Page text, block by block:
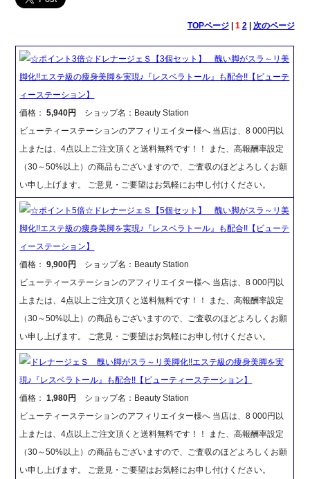
TOPページ| 1 2| 次のページ
☆ポイント3倍☆ドレナージェＳ【3個セット】 醜い脚がスラ～リ美
脚化!!エステ級の痩身美脚を実現♪『レスベラトール』も配合!!【ビューテ
ィーステーション】
価格：5,940円
ショップ名：Beauty Station
ビューティーステーションのアフィリエイター様へ 当店は、8 000円以
上または、4点以上ご注文頂くと送料無料です！！ また、高報酬率設定
（30～50%以上）の商品もございますので、ご査収のほどよろしくお願
い申し上げます。 ご意見・ご要望はお気軽にお申し付けください。
☆ポイント5倍☆ドレナージェＳ【5個セット】 醜い脚がスラ～リ美
脚化!!エステ級の痩身美脚を実現♪『レスベラトール』も配合!!【ビューテ
ィーステーション】
価格：9,900円
ショップ名：Beauty Station
ビューティーステーションのアフィリエイター様へ 当店は、8 000円以
上または、4点以上ご注文頂くと送料無料です！！ また、高報酬率設定
（30～50%以上）の商品もございますので、ご査収のほどよろしくお願
い申し上げます。 ご意見・ご要望はお気軽にお申し付けください。
ドレナージェＳ 醜い脚がスラ～リ美脚化!!エステ級の痩身美脚を実
現♪『レスベラトール』も配合!!【ビューティーステーション】
価格：1,980円
ショップ名：Beauty Station
ビューティーステーションのアフィリエイター様へ 当店は、8 000円以
上または、4点以上ご注文頂くと送料無料です！！ また、高報酬率設定
（30～50%以上）の商品もございますので、ご査収のほどよろしくお願
い申し上げます。 ご意見・ご要望はお気軽にお申し付けください。